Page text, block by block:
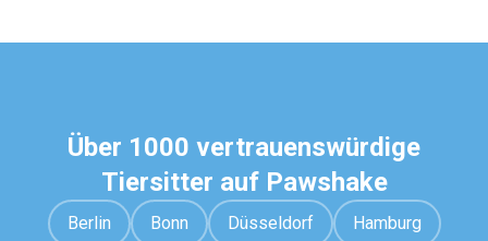
Über 1000 vertrauenswürdige
Tiersitter auf Pawshake
Berlin Bonn Düsseldorf Hamburg